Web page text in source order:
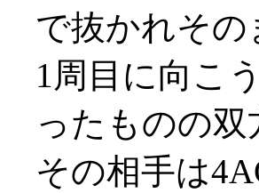
で抜かれその
1周目に向こ
ったものの
その相手は